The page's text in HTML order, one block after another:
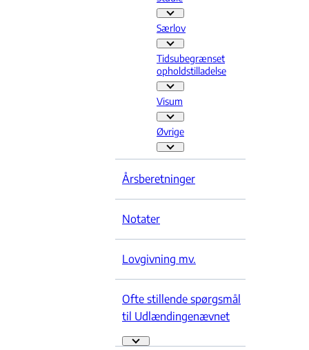
Studie - Flere links
Særlov
Særlov - Flere links
Tidsubegrænset
opholdstilladelse
Visum
Visum - Flere links
Øvrige
Øvrige - Flere links
Årsberetninger
Notater
Lovgivning mv.
Ofte stillende spørgsmål
til Udlændingenævnet
Ofte stillende spørgsmål til